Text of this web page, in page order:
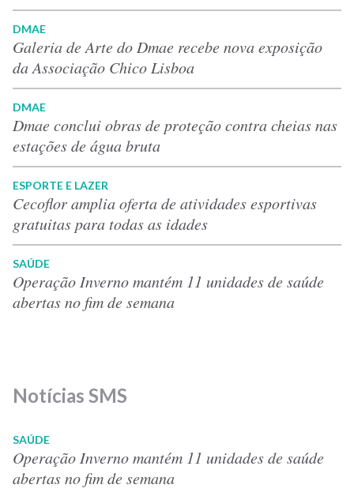
DMAE
Galeria de Arte do Dmae recebe nova exposição
da Associação Chico Lisboa
DMAE
Dmae conclui obras de proteção contra cheias nas
estações de água bruta
ESPORTE E LAZER
Cecoflor amplia oferta de atividades esportivas
gratuitas para todas as idades
SAÚDE
Operação Inverno mantém 11 unidades de saúde
abertas no fim de semana
Notícias SMS
SAÚDE
Operação Inverno mantém 11 unidades de saúde
abertas no fim de semana